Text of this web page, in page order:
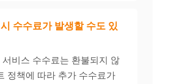
수수료가 발생할 수도 있
비스 수수료는 환불되지 않
정책에 따라 추가 수수료가